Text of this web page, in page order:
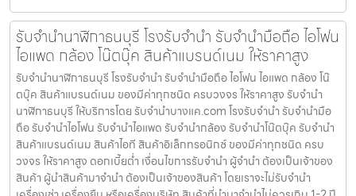
รับจำนำนาฬิกาธนบุรี โรงรับจำนำ รับจำนำมือถือ ไอโฟน
ไอแพด กล้อง โน๊ตบุ๊ค สินค้าแบรนด์เนม ให้ราคาสูง
รับจำนำนาฬิกาธนบุรี โรงรับจำนำ รับจำนำมือถือ ไอโฟน ไอแพด กล้อง โน๊
ตบุ๊ค สินค้าแบรนด์เนม ของมีค่าทุกชนิด ครบวงจร ให้ราคาสูง รับจำนำ
นาฬิกาธนบุรี ให้บริการโดย รับจํานําบางแค.com โรงรับจำนำ รับจำนำมือ
ถือ รับจำนำไอโฟน รับจำนำไอแพด รับจำนำกล้อง รับจำนำโน๊ตบุ๊ค รับจำนำ
สินค้าแบรนด์เนม สินค้าไอที สินค้าอิเล็กทรอนิกซ์ ของมีค่าทุกชนิด ครบ
วงจร ให้ราคาสูง ดอกเบี้ยต่ำ เงื่อนไขการรับจำนำ ผู้จำนำ ต้องเป็นเจ้าของ
สินค้า ผู้นำสินค้ามาจำนำ ต้องเป็นเจ้าของสินค้า โดยเราจะไม่รับจำนำ